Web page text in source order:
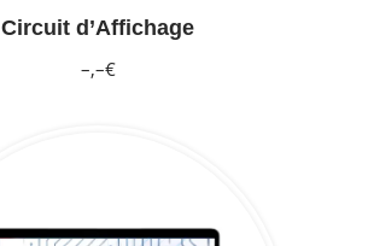
Circuit d’Affichage
–,–€